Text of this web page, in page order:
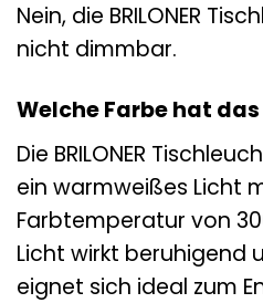
Nein, die BRILONER
nicht dimmbar.
Welche Farbe hat
Die BRILONER
ein warmweißes Licht
Farbtemperatur von
Licht wirkt beruhigend
eignet sich ideal zum